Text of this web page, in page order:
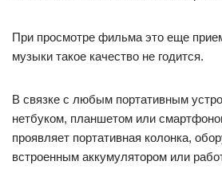
При просмотре фильма это еще
музыки такое качество не годится.
В связке с любым портативным
нетбуком, планшетом или
проявляет портативная колонка,
встроенным аккумулятором или